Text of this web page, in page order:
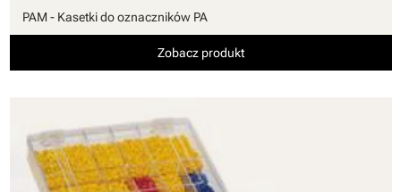
PAM - Kasetki do oznaczników PA
Zobacz produkt